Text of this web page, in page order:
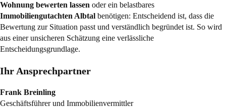
Wohnung bewerten lassen oder ein belastbares
Immobiliengutachten Albtal benötigen: Entscheidend ist, dass die
Bewertung zur Situation passt und verständlich begründet ist. So wird
aus einer unsicheren Schätzung eine verlässliche
Entscheidungsgrundlage.
Ihr Ansprechpartner
Frank Breinling
Geschäftsführer und Immobilienvermittler